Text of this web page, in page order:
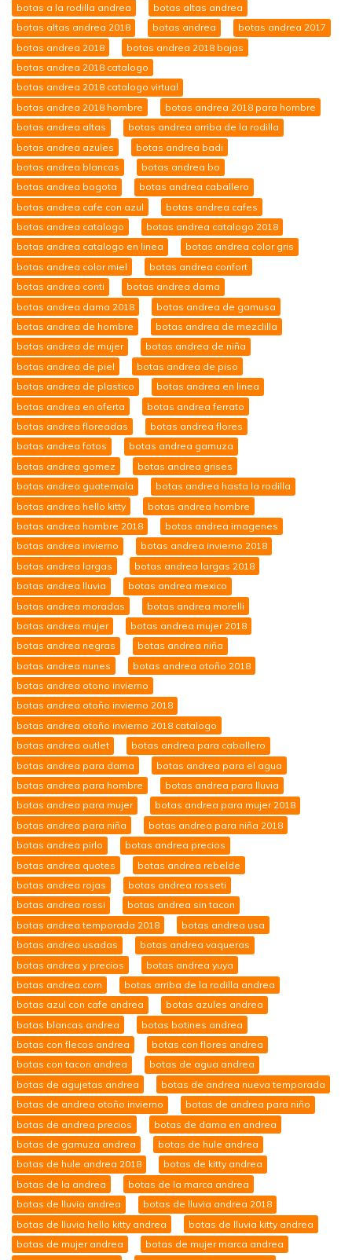
botas a la rodilla andrea
botas altas andrea
botas altas andrea 2018
botas andrea
botas andrea 2017
botas andrea 2018
botas andrea 2018 bajas
botas andrea 2018 catalogo
botas andrea 2018 catalogo virtual
botas andrea 2018 hombre
botas andrea 2018 para hombre
botas andrea altas
botas andrea arriba de la rodilla
botas andrea azules
botas andrea badi
botas andrea blancas
botas andrea bo
botas andrea bogota
botas andrea caballero
botas andrea cafe con azul
botas andrea cafes
botas andrea catalogo
botas andrea catalogo 2018
botas andrea catalogo en linea
botas andrea color gris
botas andrea color miel
botas andrea confort
botas andrea conti
botas andrea dama
botas andrea dama 2018
botas andrea de gamusa
botas andrea de hombre
botas andrea de mezclilla
botas andrea de mujer
botas andrea de niña
botas andrea de piel
botas andrea de piso
botas andrea de plastico
botas andrea en linea
botas andrea en oferta
botas andrea ferrato
botas andrea floreadas
botas andrea flores
botas andrea fotos
botas andrea gamuza
botas andrea gomez
botas andrea grises
botas andrea guatemala
botas andrea hasta la rodilla
botas andrea hello kitty
botas andrea hombre
botas andrea hombre 2018
botas andrea imagenes
botas andrea invierno
botas andrea invierno 2018
botas andrea largas
botas andrea largas 2018
botas andrea lluvia
botas andrea mexico
botas andrea moradas
botas andrea morelli
botas andrea mujer
botas andrea mujer 2018
botas andrea negras
botas andrea niña
botas andrea nunes
botas andrea otoño 2018
botas andrea otono invierno
botas andrea otoño invierno 2018
botas andrea otoño invierno 2018 catalogo
botas andrea outlet
botas andrea para caballero
botas andrea para dama
botas andrea para el agua
botas andrea para hombre
botas andrea para lluvia
botas andrea para mujer
botas andrea para mujer 2018
botas andrea para niña
botas andrea para niña 2018
botas andrea pirlo
botas andrea precios
botas andrea quotes
botas andrea rebelde
botas andrea rojas
botas andrea rosseti
botas andrea rossi
botas andrea sin tacon
botas andrea temporada 2018
botas andrea usa
botas andrea usadas
botas andrea vaqueras
botas andrea y precios
botas andrea yuya
botas andrea.com
botas arriba de la rodilla andrea
botas azul con cafe andrea
botas azules andrea
botas blancas andrea
botas botines andrea
botas con flecos andrea
botas con flores andrea
botas con tacon andrea
botas de agua andrea
botas de agujetas andrea
botas de andrea nueva temporada
botas de andrea otoño invierno
botas de andrea para niño
botas de andrea precios
botas de dama en andrea
botas de gamuza andrea
botas de hule andrea
botas de hule andrea 2018
botas de kitty andrea
botas de la andrea
botas de la marca andrea
botas de lluvia andrea
botas de lluvia andrea 2018
botas de lluvia hello kitty andrea
botas de lluvia kitty andrea
botas de mujer andrea
botas de mujer marca andrea